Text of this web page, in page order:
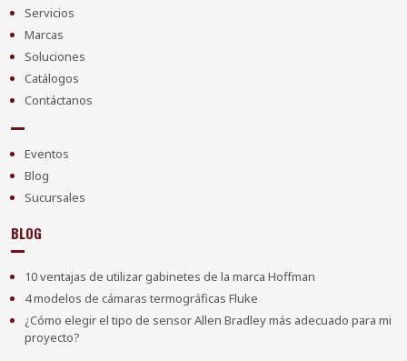
Servicios
Marcas
Soluciones
Catálogos
Contáctanos
Eventos
Blog
Sucursales
BLOG
10 ventajas de utilizar gabinetes de la marca Hoffman
4 modelos de cámaras termográficas Fluke
¿Cómo elegir el tipo de sensor Allen Bradley más adecuado para mi
proyecto?